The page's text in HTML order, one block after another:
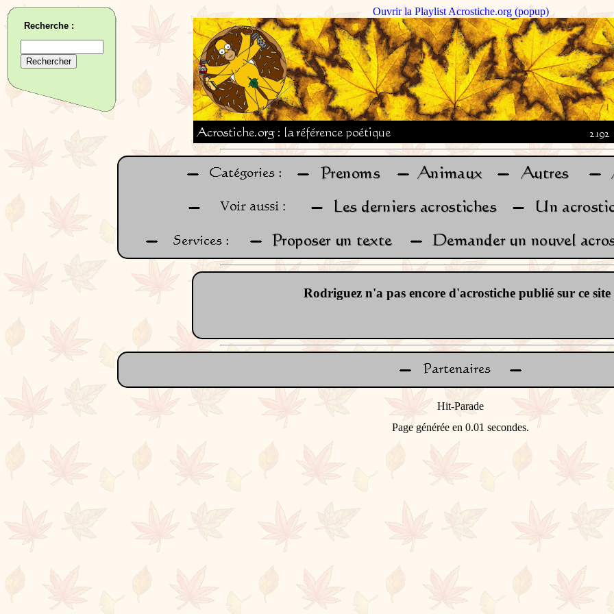
Ouvrir la Playlist Acrostiche.org (popup)
Rodriguez n'a pas encore d'acrostiche publié sur ce site
Recherche :
Page générée en 0.01 secondes.